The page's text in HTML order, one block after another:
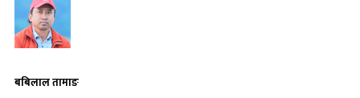
बबिलाल तामाङ